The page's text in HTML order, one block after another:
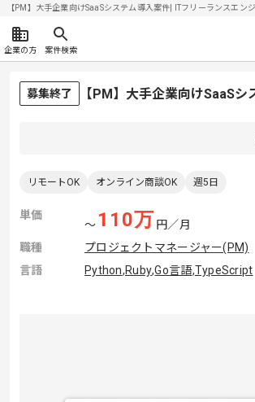
【PM】大手企業向けSaaSシステム導入案件| ITフリーランスエ
企業の方 案件検索
募集終了 【PM】大手企業向けSaaS
リモートOK オンライン商談OK 週5日
単価
〜 110万 円／月
職種
プロジェクトマネージャー(PM)
言語
Python,Ruby,Go言語,TypeScript